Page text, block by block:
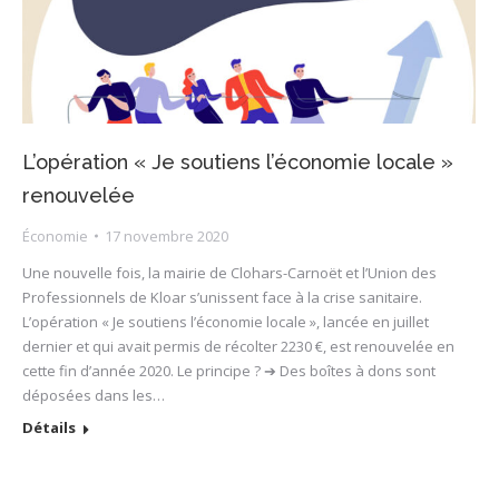
L’opération « Je soutiens l’économie locale »
renouvelée
Économie
17 novembre 2020
Une nouvelle fois, la mairie de Clohars-Carnoët et l’Union des
Professionnels de Kloar s’unissent face à la crise sanitaire.
L’opération « Je soutiens l’économie locale », lancée en juillet
dernier et qui avait permis de récolter 2230 €, est renouvelée en
cette fin d’année 2020. Le principe ? ➔ Des boîtes à dons sont
déposées dans les…
Détails